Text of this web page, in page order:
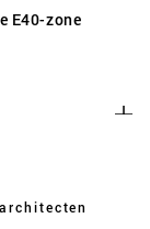
E40-zone